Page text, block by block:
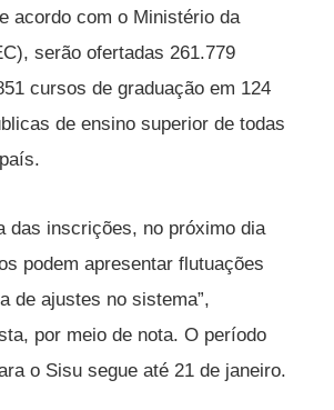
acordo com o Ministério da
serão ofertadas 261.779
cursos de graduação em 124
de ensino superior de todas
das inscrições, no próximo dia
podem apresentar flutuações
de ajustes no sistema”,
por meio de nota. O período
o Sisu segue até 21 de janeiro.